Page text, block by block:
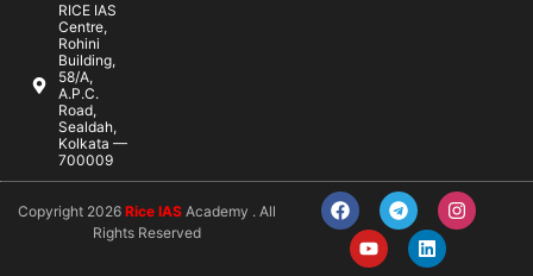
RICE IAS
Centre,
Rohini
Building,
58/A,
A.P.C.
Road,
Sealdah,
Kolkata —
700009
Copyright 2026Rice IAS Academy . All
Rights Reserved